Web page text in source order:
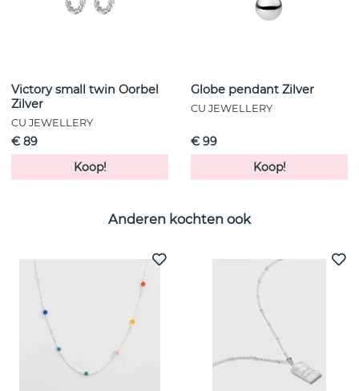
Victory small twin Oorbel
Zilver
CU JEWELLERY
€ 89
Koop!
Globe pendant Zilver
CU JEWELLERY
€ 99
Koop!
Anderen kochten ook